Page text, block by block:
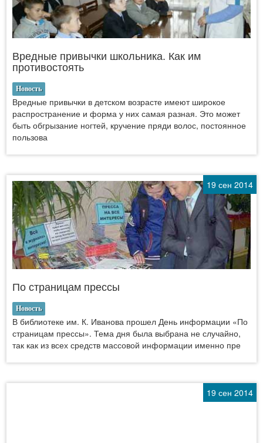
Вредные привычки школьника. Как им
противостоять
Новость
Вредные привычки в детском возрасте имеют широкое
распространение и форма у них самая разная. Это может
быть обгрызание ногтей, кручение пряди волос, постоянное
пользова
19 сен 2014
По страницам прессы
Новость
В библиотеке им. К. Иванова прошел День информации «По
страницам прессы». Тема дня была выбрана не случайно,
так как из всех средств массовой информации именно пре
19 сен 2014